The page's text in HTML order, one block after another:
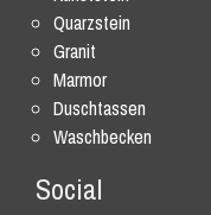
Quarzstein
Granit
Marmor
Duschtassen
Waschbecken
Social